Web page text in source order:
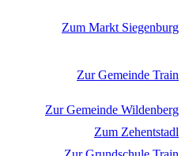
Zum Markt Siegenburg
Zur Gemeinde Train
Zur Gemeinde Wildenberg
Zum Zehentstadl